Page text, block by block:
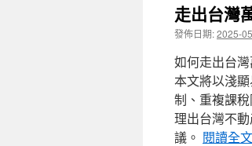
走出台灣
發佈日期:2025-
如何走出台
本文將以淺
制、重複課
理出台灣不
議。 閱讀全文